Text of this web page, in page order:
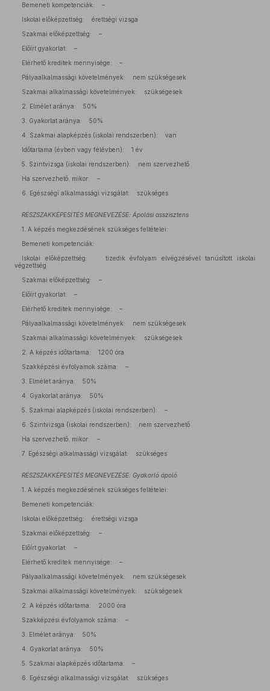
Bemeneti kompetenciák: –
Iskolai előképzettség: érettségi vizsga
Szakmai előképzettség: –
Előírt gyakorlat: –
Elérhető kreditek mennyisége: –
Pályaalkalmassági követelmények: nem szükségesek
Szakmai alkalmassági követelmények: szükségesek
2. Elmélet aránya: 50%
3. Gyakorlat aránya: 50%
4. Szakmai alapképzés (iskolai rendszerben): van
Időtartama (évben vagy félévben): 1 év
5. Szintvizsga (iskolai rendszerben): nem szervezhető
Ha szervezhető, mikor: –
6. Egészségi alkalmassági vizsgálat: szükséges
RÉSZSZAKKÉPESÍTÉS MEGNEVEZÉSE: Ápolási asszisztens
1. A képzés megkezdésének szükséges feltételei:
Bemeneti kompetenciák:
Iskolai előképzettség: tizedik évfolyam elvégzésével tanúsított iskolai
végzettség
Szakmai előképzettség: –
Előírt gyakorlat: –
Elérhető kreditek mennyisége: –
Pályaalkalmassági követelmények: nem szükségesek
Szakmai alkalmassági követelmények: szükségesek
2. A képzés időtartama: 1200 óra
Szakképzési évfolyamok száma: –
3. Elmélet aránya: 50%
4. Gyakorlat aránya: 50%
5. Szakmai alapképzés (iskolai rendszerben): –
6. Szintvizsga (iskolai rendszerben): nem szervezhető
Ha szervezhető, mikor: –
7. Egészségi alkalmassági vizsgálat: szükséges
RÉSZSZAKKÉPESÍTÉS MEGNEVEZÉSE: Gyakorló ápoló
1. A képzés megkezdésének szükséges feltételei:
Bemeneti kompetenciák:
Iskolai előképzettség: érettségi vizsga
Szakmai előképzettség: –
Előírt gyakorlat: –
Elérhető kreditek mennyisége: –
Pályaalkalmassági követelmények: nem szükségesek
Szakmai alkalmassági követelmények: szükségesek
2. A képzés időtartama: 2000 óra
Szakképzési évfolyamok száma: –
3. Elmélet aránya: 50%
4. Gyakorlat aránya: 50%
5. Szakmai alapképzés időtartama: –
6. Egészségi alkalmassági vizsgálat: szükséges